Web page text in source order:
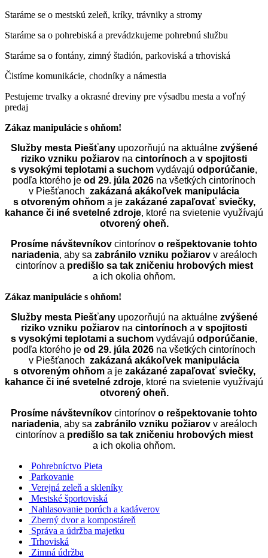
Staráme se o mestskú zeleň, kríky, trávniky a stromy
Staráme sa o pohrebiská a prevádzkujeme pohrebnú službu
Staráme sa o fontány, zimný štadión, parkoviská a trhoviská
Čistíme komunikácie, chodníky a námestia
Pestujeme trvalky a okrasné dreviny pre výsadbu mesta a voľný
predaj
Zákaz manipulácie s ohňom!
Služby mesta Piešťanyupozorňujú na aktuálne zvýšené
riziko vzniku požiarov na cintorínoch a v spojitosti
s vysokými teplotami a suchom vydávajú odporúčanie,
podľa ktorého je od 29. júla 2026 na všetkých cintorínoch
v Piešťanoch zakázaná akákoľvek manipulácia
s otvoreným ohňoma je zakázané zapaľovať sviečky,
kahance či iné svetelné zdroje, ktoré na svietenie využívajú
otvorený oheň.
Prosíme návštevníkov cintorínov o rešpektovanie tohto
nariadenia, aby sa zabránilo vzniku požiarovv areáloch
cintorínov a predišlo sa tak zničeniu hrobových miest
a ich okolia ohňom.
Zákaz manipulácie s ohňom!
Služby mesta Piešťanyupozorňujú na aktuálne zvýšené
riziko vzniku požiarov na cintorínoch a v spojitosti
s vysokými teplotami a suchom vydávajú odporúčanie,
podľa ktorého je od 29. júla 2026 na všetkých cintorínoch
v Piešťanoch zakázaná akákoľvek manipulácia
s otvoreným ohňoma je zakázané zapaľovať sviečky,
kahance či iné svetelné zdroje, ktoré na svietenie využívajú
otvorený oheň.
Prosíme návštevníkov cintorínov o rešpektovanie tohto
nariadenia, aby sa zabránilo vzniku požiarovv areáloch
cintorínov a predišlo sa tak zničeniu hrobových miest
a ich okolia ohňom.
Pohrebníctvo Pieta
Parkovanie
Verejná zeleň a skleníky
Mestské športoviská
Nahlasovanie porúch a kadáverov
Zberný dvor a kompostáreň
Správa a údržba majetku
Trhoviská
Zimná údržba